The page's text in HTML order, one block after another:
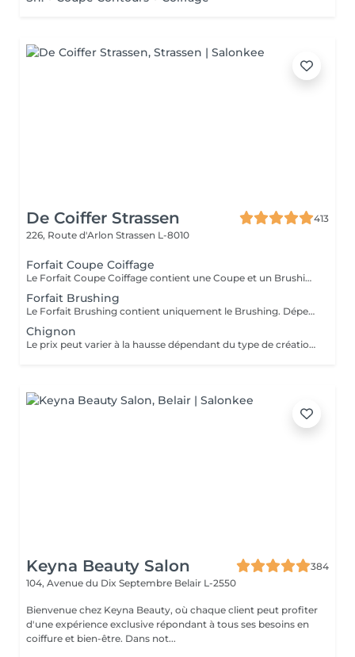
De Coiffer Strassen
413
226, Route d'Arlon Strassen L-8010
Forfait Coupe Coiffage
Le Forfait Coupe Coiffage contient une Coupe et un Brushing. Dépendant de la longueur des cheveux, le prix peut varier. En cas de questions veuillez appeler au +352 26 31 07 11.
Forfait Brushing
Le Forfait Brushing contient uniquement le Brushing. Dépendant de la longueur des cheveux, le prix peut varier. En cas de questions veuillez appeler au +352 26 31 07 11.
Chignon
Le prix peut varier à la hausse dépendant du type de création finalement réalisée.
Keyna Beauty Salon
384
104, Avenue du Dix Septembre Belair L-2550
Bienvenue chez Keyna Beauty, où chaque client peut profiter
d'une expérience exclusive répondant à tous ses besoins en
coiffure et bien-être. Dans not...